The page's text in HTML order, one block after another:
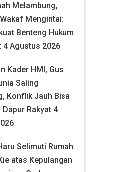
Melambung,
Mengintai:
Benteng Hukum
4 Agustus 2026
Kader HMI, Gus
Saling
Konflik Jauh Bisa
Rakyat 4
Selimuti Rumah
atas Kepulangan